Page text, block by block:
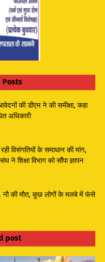
Posts
की डीएम ने की समीक्षा, कहा
अधिकारी
विसंगतियों के समाधान की मांग,
ने शिक्षा विभाग को सौंपा ज्ञापन
नौ की मौत, कुछ लोगों के मलबे में फंसे
post